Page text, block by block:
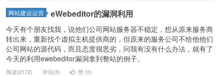
网站建设运营 eWebeditor的漏洞利用
今天有个朋友找我，说他们公司网站服务器不稳定，想从原来服务商
转出来，重新找个虚拟主机提供商的，但原来的服务公司不给他他们
公司网站的源代码，而且态度很恶劣，问我有没有什么办法，就有了
今天的利用ewebeditor漏洞拿到整站的例子。
阅读(2172) 评论(3) 赞 (0)